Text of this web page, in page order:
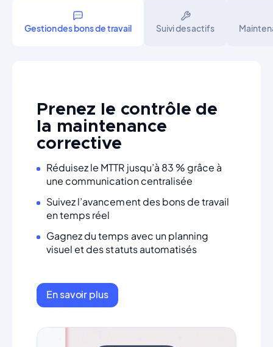
Gestion des bons de travail Suivi des actifs
Prenez le contrôle de
la maintenance
corrective
Réduisez le MTTR jusqu’à 83 % grâce à
une communication centralisée
Suivez l’avancement des bons de travail
en temps réel
Gagnez du temps avec un planning
visuel et des statuts automatisés
En savoir plus